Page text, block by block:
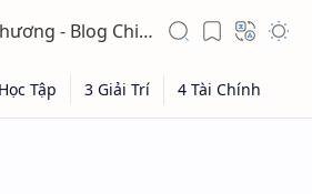
thức Chứng khoán & Tài liệu Toán học